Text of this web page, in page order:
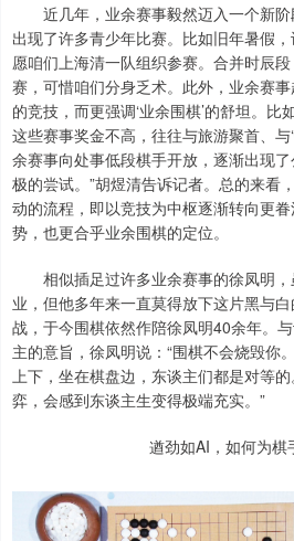
近几年，业余赛事毅然迈入一个新阶
出现了许多青少年比赛。比如旧年暑假
愿咱们上海清一队组织参赛。合并时辰
赛，可惜咱们分身乏术。此外，业余赛
的竞技，而更强调‘业余围棋’的舒坦。比
这些赛事奖金不高，往往与旅游聚首、与
余赛事向处事低段棋手开放，逐渐出现
极的尝试。”胡煜清告诉记者。总的来看
动的流程，即以竞技为中枢逐渐转向更
势，也更合乎业余围棋的定位。
相似插足过许多业余赛事的徐凤明，
业，但他多年来一直莫得放下这片黑与
战，于今围棋依然作陪徐凤明40余年。
主的意旨，徐凤明说：“围棋不会烧毁你
上下，坐在棋盘边，东谈主们都是对等
弈，会感到东谈主生变得极端充实。”
遒劲如AI，如何为棋